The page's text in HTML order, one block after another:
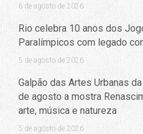
6 de agosto de 2026
Rio celebra 10 anos dos
Paralímpicos com legado
5 de agosto de 2026
Galpão das Artes Urbanas
de agosto a mostra
arte, música e natureza
5 de agosto de 2026